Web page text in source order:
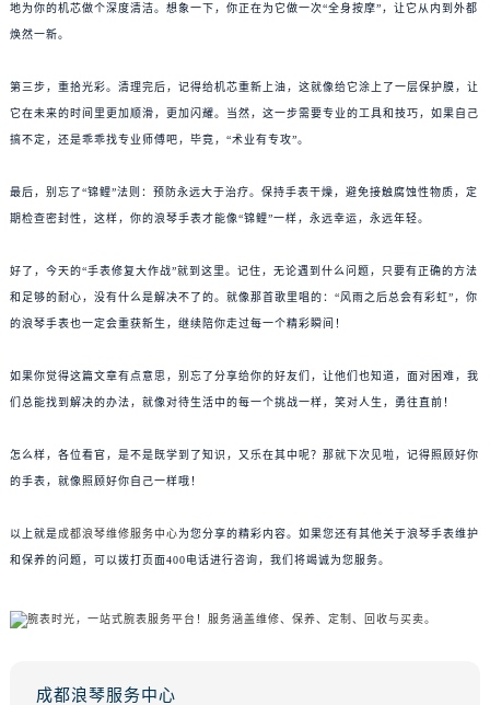
地为你的机芯做个深度清洁。想象一下，你正在为它做一次“全身按摩”，让它从内到外都
焕然一新。
第三步，重拾光彩。清理完后，记得给机芯重新上油，这就像给它涂上了一层保护膜，让
它在未来的时间里更加顺滑，更加闪耀。当然，这一步需要专业的工具和技巧，如果自己
搞不定，还是乖乖找专业师傅吧，毕竟，“术业有专攻”。
最后，别忘了“锦鲤”法则：预防永远大于治疗。保持手表干燥，避免接触腐蚀性物质，定
期检查密封性，这样，你的浪琴手表才能像“锦鲤”一样，永远幸运，永远年轻。
好了，今天的“手表修复大作战”就到这里。记住，无论遇到什么问题，只要有正确的方法
和足够的耐心，没有什么是解决不了的。就像那首歌里唱的：“风雨之后总会有彩虹”，你
的浪琴手表也一定会重获新生，继续陪你走过每一个精彩瞬间！
如果你觉得这篇文章有点意思，别忘了分享给你的好友们，让他们也知道，面对困难，我
们总能找到解决的办法，就像对待生活中的每一个挑战一样，笑对人生，勇往直前！
怎么样，各位看官，是不是既学到了知识，又乐在其中呢？那就下次见啦，记得照顾好你
的手表，就像照顾好你自己一样哦！
以上就是成都浪琴维修服务中心为您分享的精彩内容。如果您还有其他关于浪琴手表维护
和保养的问题，可以拨打页面400电话进行咨询，我们将竭诚为您服务。
成都浪琴服务中心